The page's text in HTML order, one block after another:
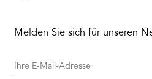
Melden Sie sich für unseren
Ihre